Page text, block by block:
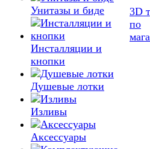
Унитазы и биде
Инсталляции и
кнопки
Душевые лотки
Изливы
Аксессуары
3D
по